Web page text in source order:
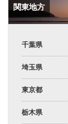
関東地方
千葉県
埼玉県
東京都
栃木県